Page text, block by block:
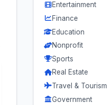
Entertainment
Finance
Education
Nonprofit
Sports
Real Estate
Travel & Tourism
Government